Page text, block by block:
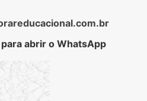
abrir o WhatsApp